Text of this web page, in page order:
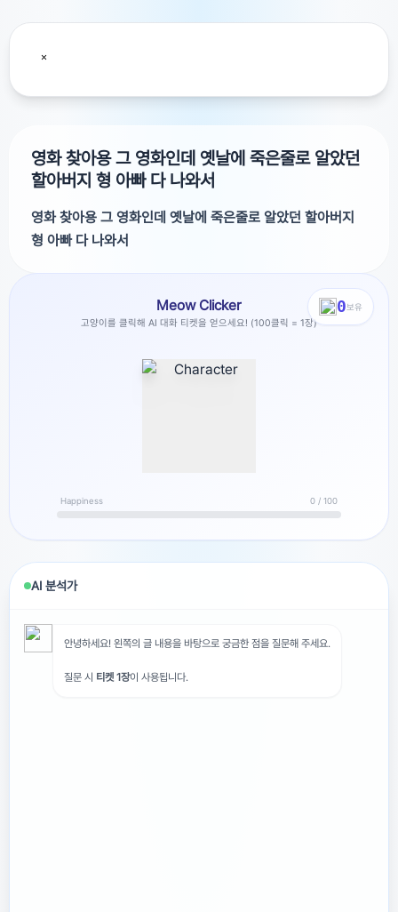
영화 찾아용 그 영화인데 옛날에 죽은줄로 알았던
할아버지 형 아빠 다 나와서
영화 찾아용 그 영화인데 옛날에 죽은줄로 알았던 할아버지
형 아빠 다 나와서
그 영화인데 옛날에 죽은줄로 알았던 할아버지 형 아빠 다 나
와서 한 풀어주는?? 그런 영화인데요 아빠는 택시 기사였던
거 같고 형이 어릴때 죽어서 마지막에 제일 아끼는걸 주더니
이거 너 가져 이렇게 끝낫던 영화 제목 모죠ㅠㅠㅠ
0보유
Meow Clicker
고양이를 클릭해 AI 대화 티켓을 얻으세요! (100클릭 = 1장)
Happiness 0 / 100
AI 분석가
안녕하세요! 왼쪽의 글 내용을 바탕으로 궁금한 점을 질문해 주세요.
질문 시 티켓 1장이 사용됩니다.